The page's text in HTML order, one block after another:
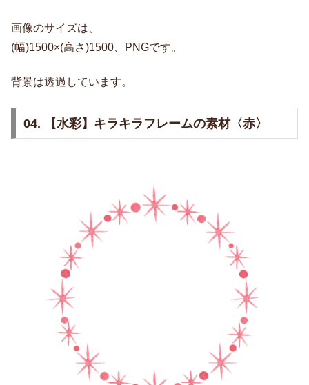
画像のサイズは、
(幅)1500×(高さ)1500、PNGです。
背景は透過しています。
04. 【水彩】キラキラフレームの素材〈赤〉